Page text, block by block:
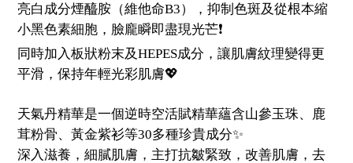
亮白成分煙醯胺（維他命B3），抑制色斑及從根本縮
小黑色素細胞，臉龐瞬即盡現光芒❗
同時加入板狀粉末及HEPES成分，讓肌膚紋理變得更
平滑，保持年輕光彩肌膚💖
天氣丹精華是一個逆時空活賦精華蘊含山參玉珠、鹿
茸粉骨、黃金紫衫等30多種珍貴成分✨
深入滋養，細膩肌膚，主打抗皺緊致，改善肌膚，去